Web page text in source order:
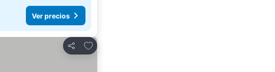
Ver precios
Compartir
Añadir a favoritos